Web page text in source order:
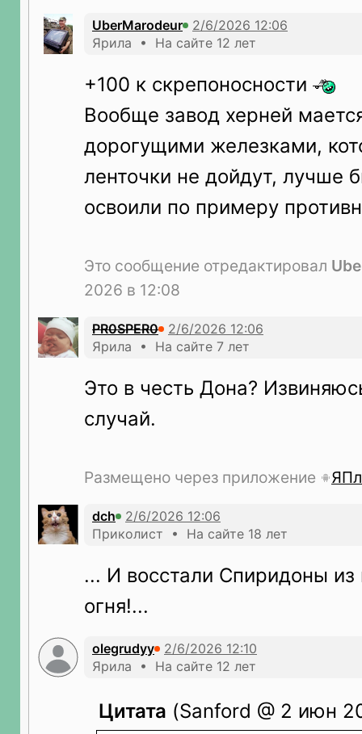
UberMarodeur
Ярила • На сайте 12 лет
+100 к скрепоносности
Вообще завод херней
дорогущими железками,
ленточки не дойдут, лучше
освоили по примеру
Это сообщение отредактировал
2026 в 12:08
PR0SPER0
Ярила • На сайте 7 лет
Это в честь Дона?
случай.
Размещено через приложение
dch
Приколист • На сайте 18 лет
... И восстали Спиридоны из
огня!...
olegrudyy
Ярила • На сайте 12 лет
Цитата (Sanford @ 2 июн